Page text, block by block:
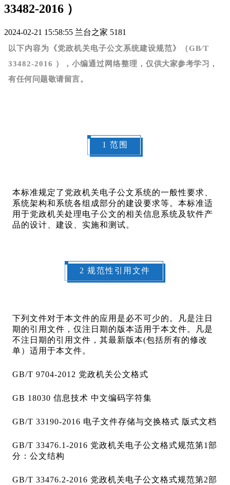
33482-2016 ）
2024-02-21 15:58:55 兰台之家 5181
以下内容为《党政机关电子公文系统建设规范》（GB∕T
33482-2016 ），小编通过网络整理， 仅供大家参考学习，
有任何问题敬请留言。
1 范围
本标准规定了党政机关电子公文系统的一般性要求、
系统架构和系统各组成部分的建设要求等。本标准适
用于党政机关处理电子公文的相关信息系统及软件产
品的设计、建设、实施和测试。
2 规范性引用文件
下列文件对于本文件的应用是必不可少的。凡是注日
期的引用文件，仅注日期的版本适用于本文件。凡是
不注日期的引用文件，其最新版本(包括所有的修改
单）适用于本文件。
GB/T 9704-2012 党政机关公文格式
GB 18030 信息技术 中文编码字符集
GB/T 33190-2016 电子文件存储与交换格式 版式文档
GB/T 33476.1-2016 党政机关电子公文格式规范第1部
分：公文结构
GB/T 33476.2-2016 党政机关电子公文格式规范第2部